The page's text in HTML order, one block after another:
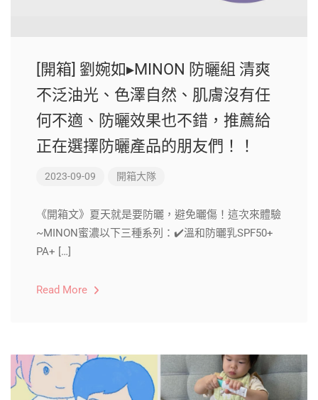
[開箱] 劉婉如▸MINON 防曬組 清爽
不泛油光、色澤自然、肌膚沒有任
何不適、防曬效果也不錯，推薦給
正在選擇防曬產品的朋友們！！
2023-09-09 開箱大隊
《開箱文》夏天就是要防曬，避免曬傷！這次來體驗
~MINON蜜濃以下三種系列：✔️溫和防曬乳SPF50+
PA+ […]
Read More